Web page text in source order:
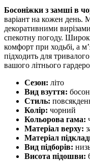
Босоніжки з замші в
варіант на кожен день.
декоративними
спекотну погоду.
комфорт при ходьбі, а
підходить для
вашого літнього
Сезон: літо
Вид взуття:
Стиль:
Колір: чорний
Кольорова гама:
Матеріал верху:
Матеріал
Вид підборів:
Висота підошви: